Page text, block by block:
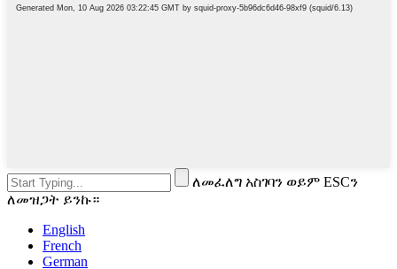
ለመፈለግ አስገባን ወይም ESCን
ለመዝጋት ይንኩ።
English
French
German